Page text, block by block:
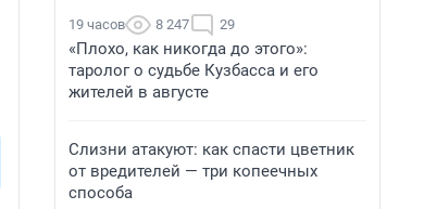
19 часов 8 247 29
«Плохо, как никогда до этого»:
таролог о судьбе Кузбасса и его
жителей в августе
Слизни атакуют: как спасти цветник
от вредителей — три копеечных
способа